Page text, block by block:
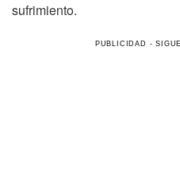
sufrimiento.